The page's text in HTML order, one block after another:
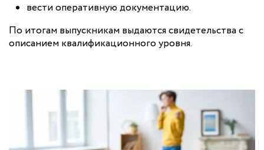
вести оперативную документацию.
По итогам выпускникам выдаются свидетельства с
описанием квалификационного уровня.